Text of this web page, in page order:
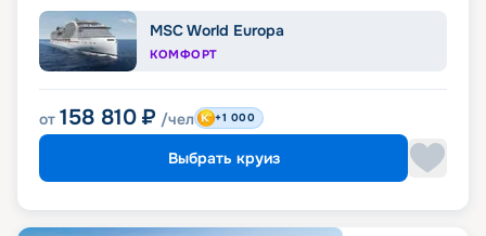
MSC World Europa
КОМФОРТ
от 158 810 ₽ /чел +1 000
Выбрать круиз